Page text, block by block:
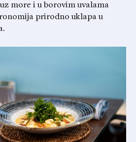
more i u borovim uvalama
prirodno uklapa u